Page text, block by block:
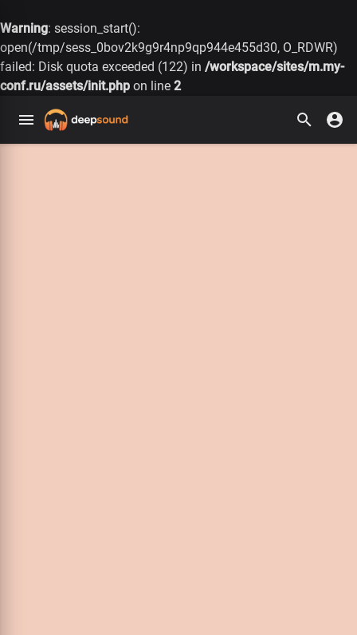
Warning: session_start():
open(/tmp/sess_0bov2k9g9r4np9qp944e455d30, O_RDWR)
failed: Disk quota exceeded (122) in /workspace/sites/m.my-
conf.ru/assets/init.php on line 2